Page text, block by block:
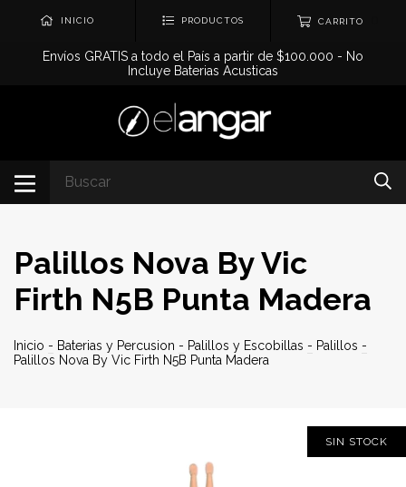
INICIO PRODUCTOS CARRITO
Envíos GRATIS a todo el País a partir de $100.000 - No
Incluye Baterias Acusticas
Palillos Nova By Vic
Firth N5B Punta Madera
Inicio - Baterias y Percusion - Palillos y Escobillas - Palillos -
Palillos Nova By Vic Firth N5B Punta Madera
SIN STOCK